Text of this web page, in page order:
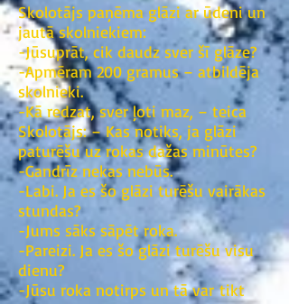
Skolotājs paņēma glāzi ar ūdeni un
jautā skolniekiem:
-Jūsuprāt, cik daudz sver šī glāze?
-Apmēram 200 gramus – atbildēja
skolnieki.
-Kā redzat, sver ļoti maz, – teica
Skolotājs: – Kas notiks, ja glāzi
paturēšu uz rokas dažas minūtes?
-Gandrīz nekas nebūs.
-Labi. Ja es šo glāzi turēšu vairākas
stundas?
-Jums sāks sāpēt roka.
-Pareizi. Ja es šo glāzi turēšu visu
dienu?
-Jūsu roka notirps un tā var tikt